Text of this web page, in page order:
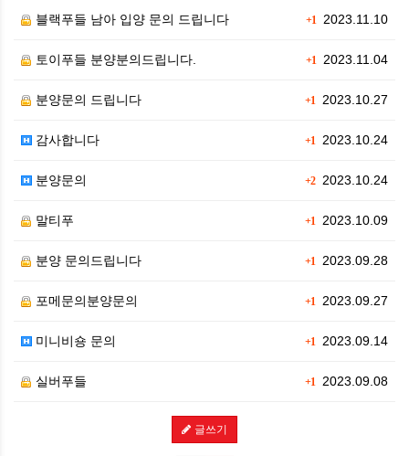
+1 2023.11.10
블랙푸들 남아 입양 문의 드립니다
+1 2023.11.04
토이푸들 분양분의드립니다.
+1 2023.10.27
분양문의 드립니다
+1 2023.10.24
감사합니다
+22023.10.24
분양문의
+1 2023.10.09
말티푸
+1 2023.09.28
분양 문의드립니다
+1 2023.09.27
포메문의분양문의
+1 2023.09.14
미니비숑 문의
+1 2023.09.08
실버푸들
글쓰기